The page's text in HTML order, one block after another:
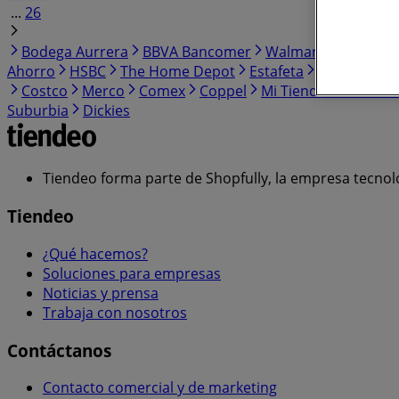
... 26
Bodega Aurrera
BBVA Bancomer Walmart
Ahorro
HSBC The Home Depot Estafeta
Costco
Merco Comex Coppel Mi Tienda del
Suburbia
Dickies
Tiendeo forma parte de Shopfully, la empresa
Tiendeo
¿Qué hacemos?
Soluciones para empresas
Noticias y prensa
Trabaja con nosotros
Contáctanos
Contacto comercial y de marketing